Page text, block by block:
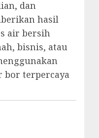
dan
hasil
air bersih
bisnis, atau
bor terpercaya